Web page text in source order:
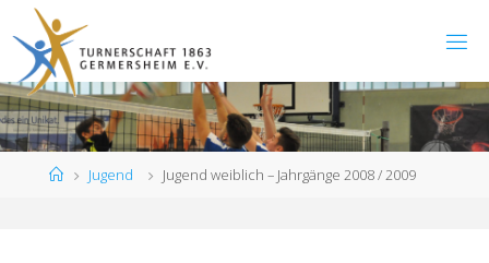
Inhalt
springen
StartJugend Jugend weiblich – Jahrgänge 2008 / 2009